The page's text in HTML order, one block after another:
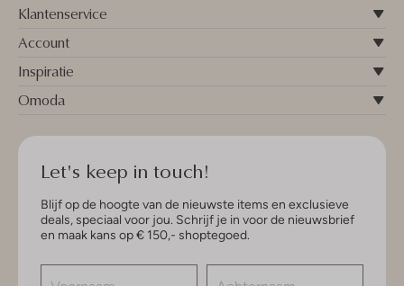
Klantenservice
Account
Inspiratie
Omoda
Let's keep in touch!
Blijf op de hoogte van de nieuwste items en exclusieve
deals, speciaal voor jou. Schrijf je in voor de nieuwsbrief
en maak kans op € 150,- shoptegoed.